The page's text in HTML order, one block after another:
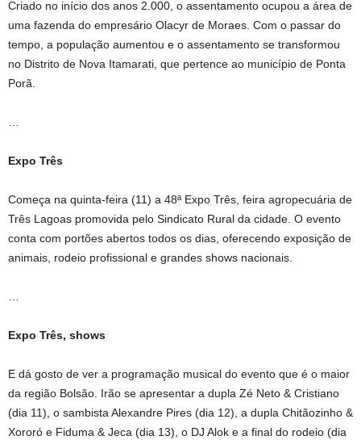
Criado no início dos anos 2.000, o assentamento ocupou a área de
uma fazenda do empresário Olacyr de Moraes. Com o passar do
tempo, a população aumentou e o assentamento se transformou
no Distrito de Nova Itamarati, que pertence ao município de Ponta
Porã.
…
Expo Três
Começa na quinta-feira (11) a 48ª Expo Três, feira agropecuária de
Três Lagoas promovida pelo Sindicato Rural da cidade. O evento
conta com portões abertos todos os dias, oferecendo exposição de
animais, rodeio profissional e grandes shows nacionais.
…
Expo Três, shows
E dá gosto de ver a programação musical do evento que é o maior
da região Bolsão. Irão se apresentar a dupla Zé Neto & Cristiano
(dia 11), o sambista Alexandre Pires (dia 12), a dupla Chitãozinho &
Xororó e Fiduma & Jeca (dia 13), o DJ Alok e a final do rodeio (dia